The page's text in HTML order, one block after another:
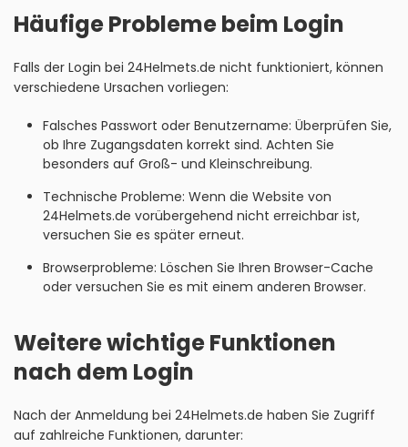
Häufige Probleme beim Login
Falls der Login bei 24Helmets.de nicht funktioniert, können
verschiedene Ursachen vorliegen:
Falsches Passwort oder Benutzername: Überprüfen Sie,
ob Ihre Zugangsdaten korrekt sind. Achten Sie
besonders auf Groß- und Kleinschreibung.
Technische Probleme: Wenn die Website von
24Helmets.de vorübergehend nicht erreichbar ist,
versuchen Sie es später erneut.
Browserprobleme: Löschen Sie Ihren Browser-Cache
oder versuchen Sie es mit einem anderen Browser.
Weitere wichtige Funktionen
nach dem Login
Nach der Anmeldung bei 24Helmets.de haben Sie Zugriff
auf zahlreiche Funktionen, darunter: